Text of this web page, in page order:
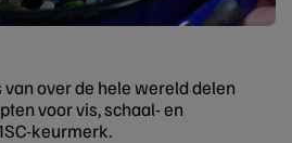
over de hele wereld delen
voor vis, schaal- en
keurmerk.